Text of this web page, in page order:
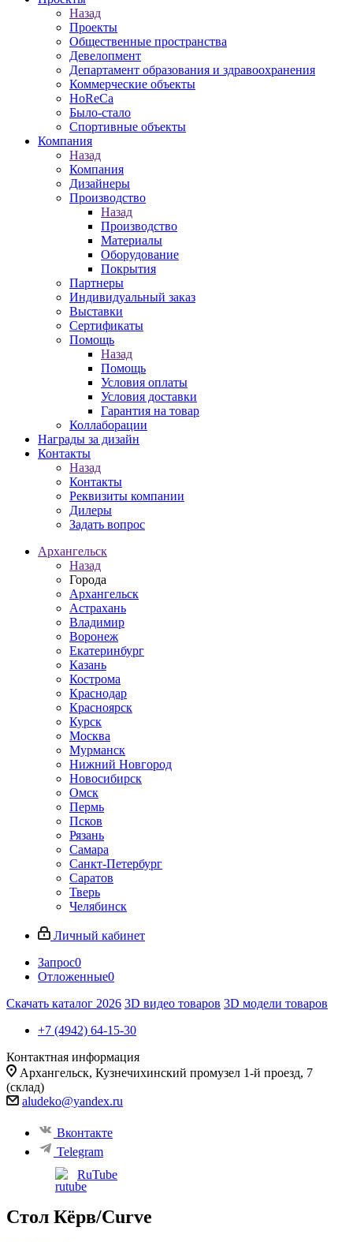
Назад
Проекты
Общественные пространства
Девелопмент
Департамент образования и здравоохранения
Коммерческие объекты
HoReCa
Было-стало
Спортивные объекты
Компания
Назад
Компания
Дизайнеры
Производство
Назад
Производство
Материалы
Оборудование
Покрытия
Партнеры
Индивидуальный заказ
Выставки
Сертификаты
Помощь
Назад
Помощь
Условия оплаты
Условия доставки
Гарантия на товар
Коллаборации
Награды за дизайн
Контакты
Назад
Контакты
Реквизиты компании
Дилеры
Задать вопрос
Архангельск
Назад
Города
Архангельск
Астрахань
Владимир
Воронеж
Екатеринбург
Казань
Кострома
Краснодар
Красноярск
Курск
Москва
Мурманск
Нижний Новгород
Новосибирск
Омск
Пермь
Псков
Рязань
Самара
Санкт-Петербург
Саратов
Тверь
Челябинск
Личный кабинет
Запрос0
Отложенные0
Скачать каталог 2026 3D видео товаров 3D модели товаров
+7 (4942) 64-15-30
Контактная информация
Архангельск, ​Кузнечихинский промузел 1-й проезд, 7
(склад)
aludeko@yandex.ru
Вконтакте
Telegram
RuTube
Стол Кёрв/Curve